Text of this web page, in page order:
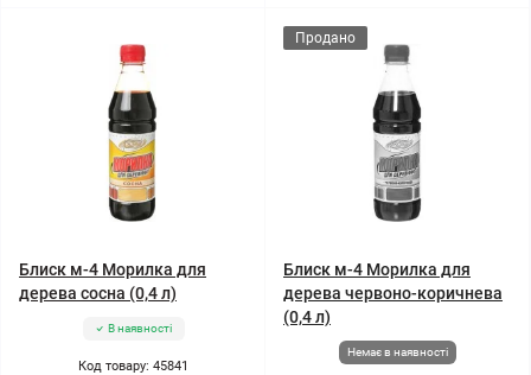
Блиск м-4 Морилка для
дерева сосна (0,4 л)
В наявності
Код товару: 45841
Продано
Блиск м-4 Морилка для
дерева червоно-коричнева
(0,4 л)
Немає в наявності